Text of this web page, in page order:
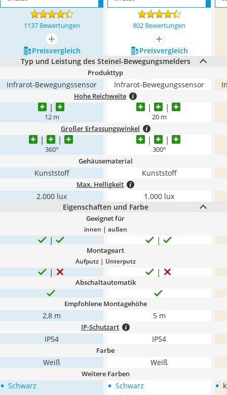
1137 Bewertungen 802 Bewertungen
mehr anzeigen
mehr anzeigen
Preis­vergleich
Preis­vergleich
Typ und Leistung des Steinel-Bewegungsmelders
Produkttyp
Infrarot-Bewegungssensor Infrarot-Bewegungssensor
Hohe Reichweite
12 m 20 m
Großer Erfassungswinkel
360° 300°
Gehäusematerial
Kunststoff Kunststoff
Max. Helligkeit
2.000 lux
1.000 lux
Eigenschaften und Farbe
Geeignet für
innen | außen
Montageart
Aufputz | Unterputz
Abschaltautomatik
Empfohlene Montagehöhe
2,8 m 5 m
IP-Schutzart
IP54 IP54
Farbe
Weiß Weiß
Weitere Farben
• Schwarz • Schwarz •